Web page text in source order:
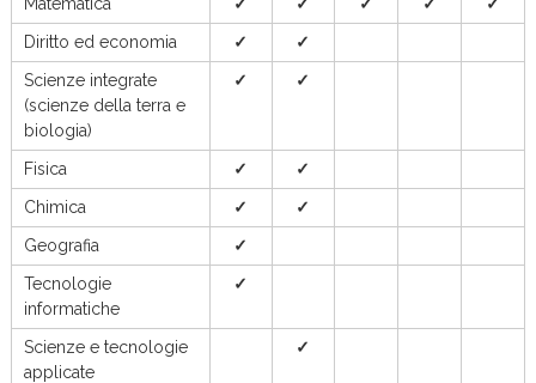
Diritto ed economia
✓
✓
Scienze integrate
(scienze della terra e
biologia)
✓ ✓
Fisica ✓
✓
Chimica
✓
✓
Geografia
✓
Tecnologie
informatiche
✓
Scienze e tecnologie
applicate
✓